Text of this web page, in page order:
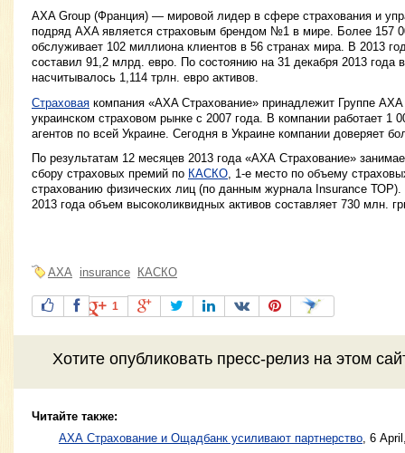
AXA Group (Франция) — мировой лидер в сфере страхования и
подряд AXA является страховым брендом №1 в мире. Более 157
обслуживает 102 миллиона клиентов в 56 странах мира. В 2013
составил 91,2 млрд. евро. По состоянию на 31 декабря 2013 года
насчитывалось 1,114 трлн. евро активов.
Страховая компания «AXA Страхование» принадлежит Группе
украинском страховом рынке с 2007 года. В компании работает 1
агентов по всей Украине. Сегодня в Украине компании доверяет
По результатам 12 месяцев 2013 года «АХА Страхование»
сбору страховых премий по КАСКО , 1-е место по объему
страхованию физических лиц (по данным журнала Insurance ТОР).
2013 года объем высоколиквидных активов составляет 730 млн.
AXA insurance КАСКО
1
Хотите опубликовать пресс-релизна этом
Читайте также:
АХА Страхование и Ощадбанк усиливают партнерство, 6